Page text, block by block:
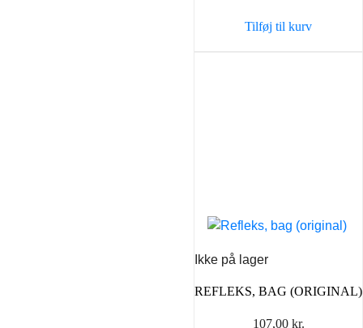
39,00 kr..
Tilføj til kurv
Ikke på lager
REFLEKS, BAG (ORIGINAL)
107,00 kr.